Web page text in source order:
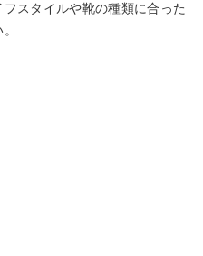
スタイルや靴の種類に合った